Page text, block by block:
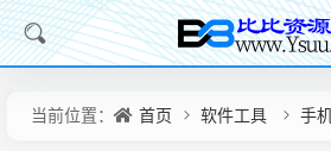
当前位置： 首页 软件工具 手